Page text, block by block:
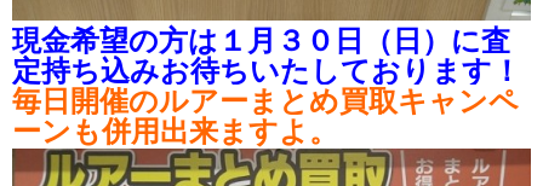
現金希望の方は１月３０日（日）に査
定持ち込みお待ちいたしております！
毎日開催のルアーまとめ買取キャンペ
ーンも併用出来ますよ。